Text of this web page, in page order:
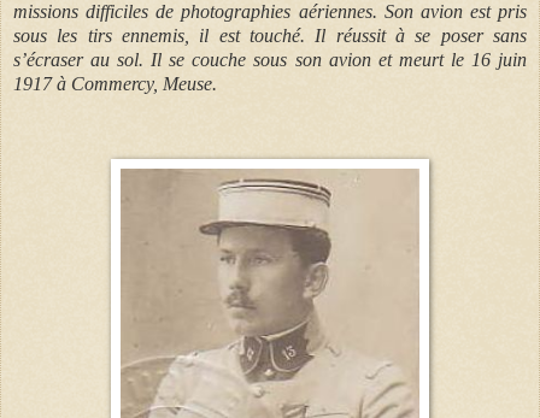
missions difficiles de photographies aériennes. Son avion est pris
sous les tirs ennemis, il est touché. Il réussit à se poser sans
s’écraser au sol. Il se couche sous son avion et meurt le 16 juin
1917 à Commercy, Meuse.